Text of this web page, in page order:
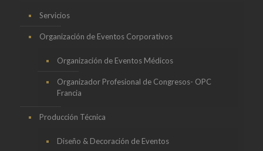
Servicios
Organización de Eventos Corporativos
Organización de Eventos Médicos
Organizador Profesional de Congresos- OPC
Francia
Producción Técnica
Diseño & Decoración de Eventos